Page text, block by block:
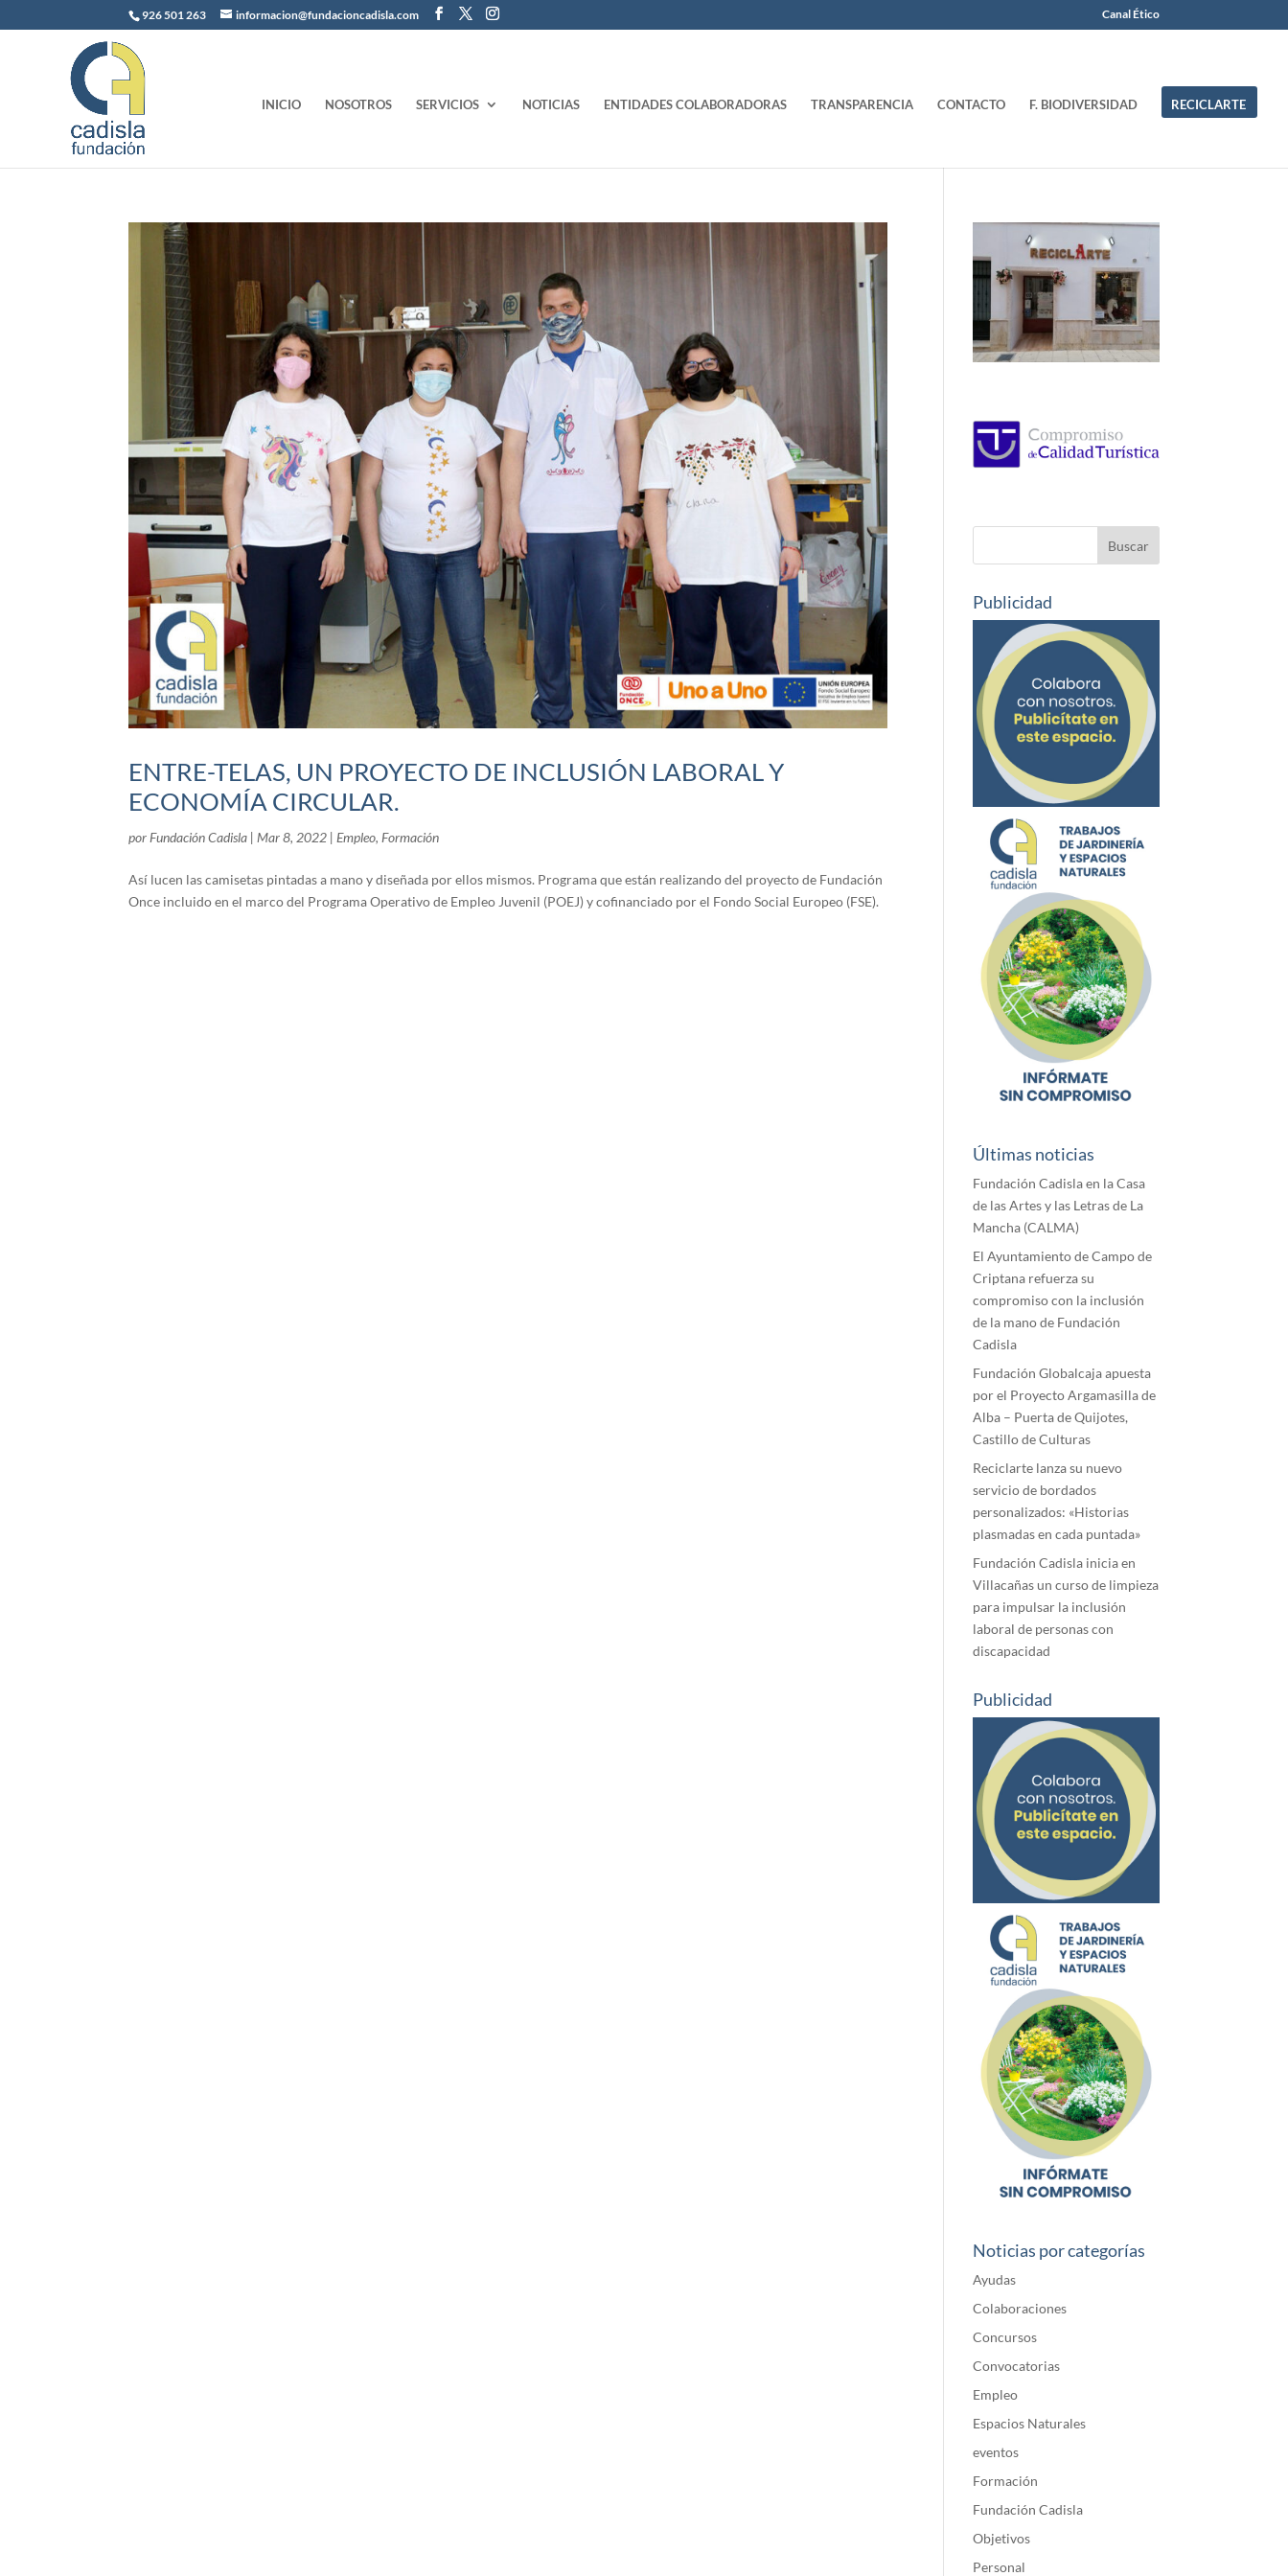
926 501 263 informacion@fundacioncadisla.com Canal Ético
INICIO NOSOTROS SERVICIOS NOTICIAS ENTIDADES COLABORADORAS TRANSPARENCIA CONTACTO F. BIODIVERSIDAD RECICLARTE
ENTRE-TELAS, UN PROYECTO DE INCLUSIÓN LABORAL Y
ECONOMÍA CIRCULAR.
por Fundación Cadisla | Mar 8, 2022 | Empleo, Formación
Así lucen las camisetas pintadas a mano y diseñada por ellos mismos. Programa que están realizando del proyecto de Fundación
Once incluido en el marco del Programa Operativo de Empleo Juvenil (POEJ) y cofinanciado por el Fondo Social Europeo (FSE).
Publicidad
Últimas noticias
Fundación Cadisla en la Casa
de las Artes y las Letras de La
Mancha (CALMA)
El Ayuntamiento de Campo de
Criptana refuerza su
compromiso con la inclusión
de la mano de Fundación
Cadisla
Fundación Globalcaja apuesta
por el Proyecto Argamasilla de
Alba – Puerta de Quijotes,
Castillo de Culturas
Reciclarte lanza su nuevo
servicio de bordados
personalizados: «Historias
plasmadas en cada puntada»
Fundación Cadisla inicia en
Villacañas un curso de limpieza
para impulsar la inclusión
laboral de personas con
discapacidad
Publicidad
Noticias por categorías
Ayudas
Colaboraciones
Concursos
Convocatorias
Empleo
Espacios Naturales
eventos
Formación
Fundación Cadisla
Objetivos
Personal